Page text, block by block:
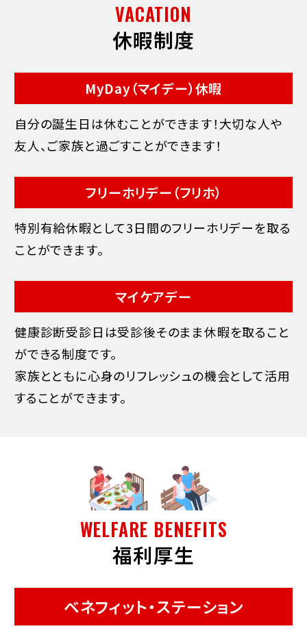
VACATION
休暇制度
MyDay（マイデー）休暇
自分の誕生日は休むことができます！大切な人や
友人、ご家族と過ごすことができます！
フリーホリデー （フリホ）
特別有給休暇として3日間のフリーホリデーを取る
ことができます。
マイケアデー
健康診断受診日は受診後そのまま休暇を取ること
ができる制度です。
家族とともに心身のリフレッシュの機会として活用
することができます。
WELFARE BENEFITS
福利厚生
ベネフィット・ステーション